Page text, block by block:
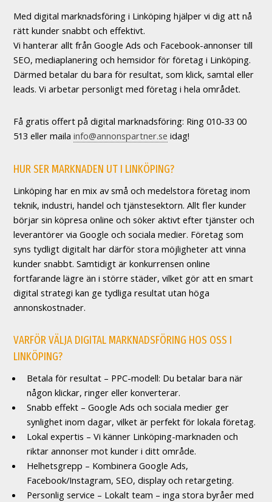
Med digital marknadsföring i Linköping hjälper vi dig att nå
rätt kunder snabbt och effektivt.
Vi hanterar allt från Google Ads och Facebook-annonser till
SEO, mediaplanering och hemsidor för företag i Linköping.
Därmed betalar du bara för resultat, som klick, samtal eller
leads. Vi arbetar personligt med företag i hela området.
Få gratis offert på digital marknadsföring: Ring 010-33 00
513 eller maila info@annonspartner.se idag!
HUR SER MARKNADEN UT I LINKÖPING?
Linköping har en mix av små och medelstora företag inom
teknik, industri, handel och tjänstesektorn. Allt fler kunder
börjar sin köpresa online och söker aktivt efter tjänster och
leverantörer via Google och sociala medier. Företag som
syns tydligt digitalt har därför stora möjligheter att vinna
kunder snabbt. Samtidigt är konkurrensen online
fortfarande lägre än i större städer, vilket gör att en smart
digital strategi kan ge tydliga resultat utan höga
annonskostnader.
VARFÖR VÄLJA DIGITAL MARKNADSFÖRING HOS OSS I
LINKÖPING?
Betala för resultat – PPC-modell: Du betalar bara när
någon klickar, ringer eller konverterar.
Snabb effekt – Google Ads och sociala medier ger
synlighet inom dagar, vilket är perfekt för lokala företag.
Lokal expertis – Vi känner Linköping-marknaden och
riktar annonser mot kunder i ditt område.
Helhetsgrepp – Kombinera Google Ads,
Facebook/Instagram, SEO, display och retargeting.
Personlig service – Lokalt team – inga stora byråer med